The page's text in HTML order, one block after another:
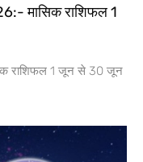
मासिक राशिफल 1
राशिफल 1 जून से 30 जून